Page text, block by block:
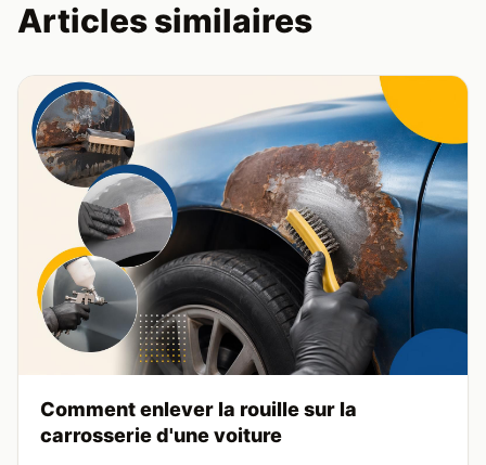
Articles similaires
Comment enlever la rouille sur la
carrosserie d'une voiture